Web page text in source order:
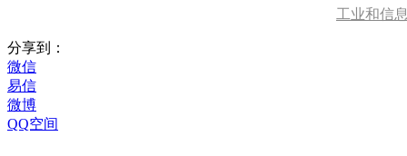
工业和信
分享到：
微信
易信
微博
QQ空间